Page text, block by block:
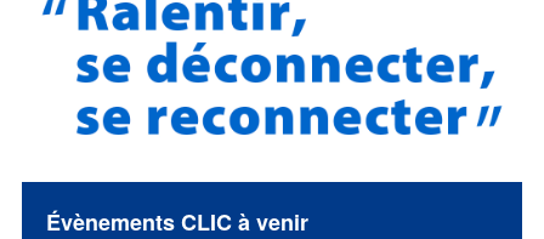
Évènements CLIC à venir